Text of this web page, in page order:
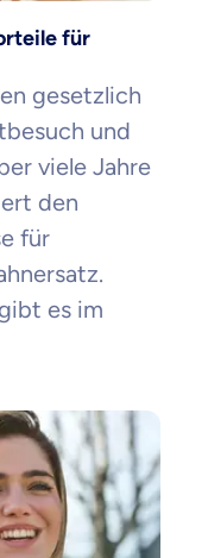
für
gesetzlich
und
viele Jahre
den
für
es im